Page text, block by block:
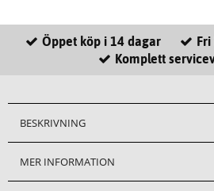
Öppet köp i 14 dagar
Komplett
BESKRIVNING
MER INFORMATION